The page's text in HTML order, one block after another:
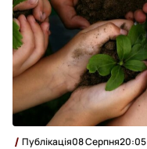
Публікація08 Серпня20:05